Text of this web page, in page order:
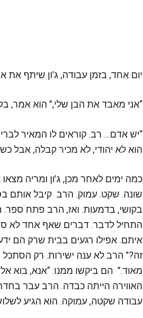
יום אחד, בזמן עבודה, ג’ון שיתף את
“אני מאבד את הבן שלי,” הוא אמר,
“יש אדם… רב. קוראים לו המאיר
הוא לא יהודי, לא מכיר קבלה, אבל
כמה ימים לאחר מכן, ג’ון ומריה
שונה. שקט. עמוק. הרב קיבל אותם
בקושי, בדמעות. ואז, הרב פתח
התחיל לדבר. דברים שאף אחד לא
איתם. אפילו רגעים בבית שרק הם
זה?” הרב לא ענה ישירות. רק
מאוד.” הם ביקשו ממנו: “אנא, בוא
האווירה הייתה כבדה. הרב עבר
עבודה שקטה, עמוקה. הוא הגיע